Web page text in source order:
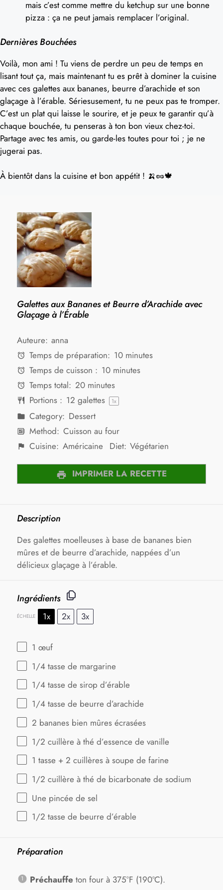
mais c’est comme mettre du ketchup sur une bonne
pizza : ça ne peut jamais remplacer l’original.
Dernières Bouchées
Voilà, mon ami ! Tu viens de perdre un peu de temps en
lisant tout ça, mais maintenant tu es prêt à dominer la cuisine
avec ces galettes aux bananes, beurre d’arachide et son
glaçage à l’érable. Sériesusement, tu ne peux pas te tromper.
C’est un plat qui laisse le sourire, et je peux te garantir qu’à
chaque bouchée, tu penseras à ton bon vieux chez-toi.
Partage avec tes amis, ou garde-les toutes pour toi ; je ne
jugerai pas.
À bientôt dans la cuisine et bon appétit ! 🍌🥜🍁
Galettes aux Bananes et Beurre d’Arachide avec
Glaçage à l’Érable
Auteure: anna
Temps de préparation: 10 minutes
Temps de cuisson : 10 minutes
Temps total: 20 minutes
Portions : 12 galettes 1x
Category: Dessert
Method: Cuisson au four
Cuisine: Américaine Diet: Végétarien
IMPRIMER LA RECETTE
Description
Des galettes moelleuses à base de bananes bien
mûres et de beurre d’arachide, nappées d’un
délicieux glaçage à l’érable.
Ingrédients
ÉCHELLE 1x 2x 3x
1 œuf
1/4 tasse de margarine
1/4 tasse de sirop d’érable
1/4 tasse de beurre d’arachide
2 bananes bien mûres écrasées
1/2 cuillère à thé d’essence de vanille
1 tasse + 2 cuillères à soupe de farine
1/2 cuillère à thé de bicarbonate de sodium
Une pincée de sel
1/2 tasse de beurre d’érable
Préparation
Préchauffe ton four à 375°F (190°C).